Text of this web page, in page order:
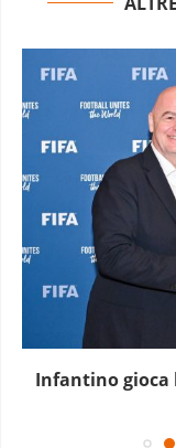
Infantino gioca